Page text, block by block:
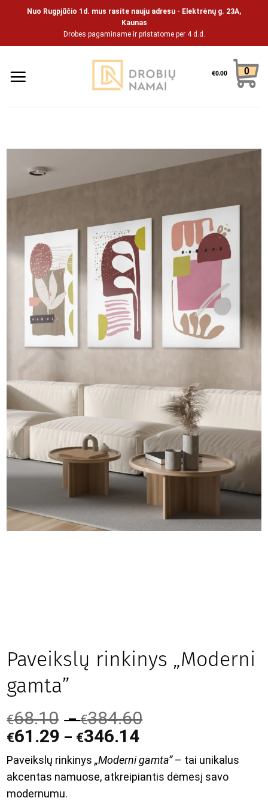
Nuo Rugpjūčio 1d. mus rasite nauju adresu - Elektrėnų g. 23A,
Kaunas
Drobes pagaminame ir pristatome per 4 d.d.
€0.00 0
Paveikslų rinkinys „Moderni
gamta”
€68.10 –€384.60
€61.29 – €346.14
Paveikslų rinkinys„Moderni gamta”– tai unikalus
akcentas namuose, atkreipiantis dėmesį savo
modernumu.